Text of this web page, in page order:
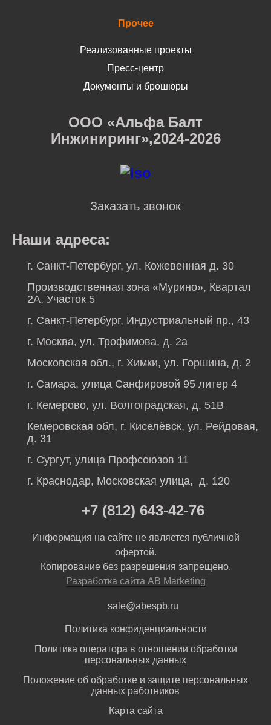
Прочее
Реализованные проекты
Пресс-центр
Документы и брошюры
ООО «Альфа Балт
Инжиниринг»,2024-2026
Заказать звонок
Наши адреса:
г. Санкт-Петербург, ул. Кожевенная д. 30
Производственная зона «Мурино», Квартал
2А, Участок 5
г. Санкт-Петербург, Индустриальный пр., 43
г. Москва, ул. Трофимова, д. 2а
Московская обл., г. Химки, ул. Горшина, д. 2
г. Самара, улица Санфировой 95 литер 4
г. Кемерово, ул. Волгоградская, д. 51В
Кемеровская обл, г. Киселёвск, ул. Рейдовая,
д. 31
г. Сургут, улица Профсоюзов 11
г. Краснодар, Московская улица, д. 120
+7 (812) 643-42-76
Информация на сайте не является публичной
офертой.
Копирование без разрешения запрещено.
Разработка сайта AB Marketing
sale@abespb.ru
Политика конфиденциальности
Политика оператора в отношении обработки
персональных данных
Положение об обработке и защите персональных
данных работников
Карта сайта